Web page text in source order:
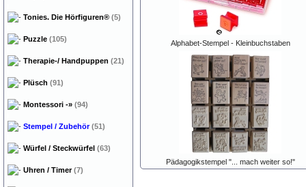
Alphabet-Stempel - Kleinbuchstaben
Pädagogikstempel "... mach weiter so!"
Tonies. Die Hörfiguren® (5)
Puzzle (105)
Therapie-/ Handpuppen (21)
Plüsch (91)
Montessori -» (94)
Stempel / Zubehör (51)
Würfel / Steckwürfel (63)
Uhren / Timer(7)